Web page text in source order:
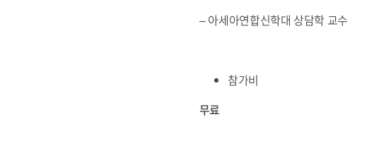
– 아세아연합신학대 상담학 교수
참가비
무료